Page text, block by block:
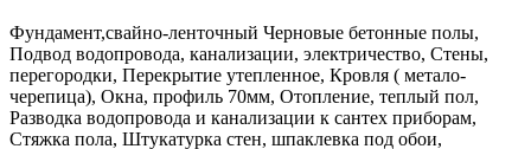
Фундамент,свайно-ленточный Черновые бетонные полы,
Подвод водопровода, канализации, электричество, Стены,
перегородки, Перекрытие утепленное, Кровля ( метало-
черепица), Окна, профиль 70мм, Отопление, теплый пол,
Разводка водопровода и канализации к сантех приборам,
Стяжка пола, Штукатурка стен, шпаклевка под обои,